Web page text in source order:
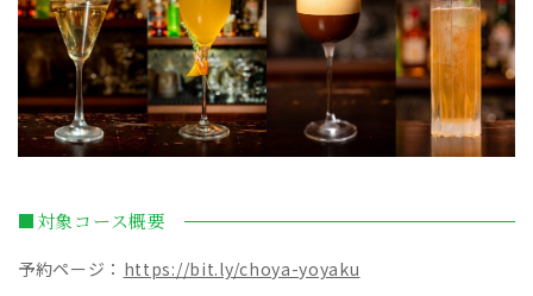
■対象コース概要
予約ページ ： https://bit.ly/choya-yoyaku